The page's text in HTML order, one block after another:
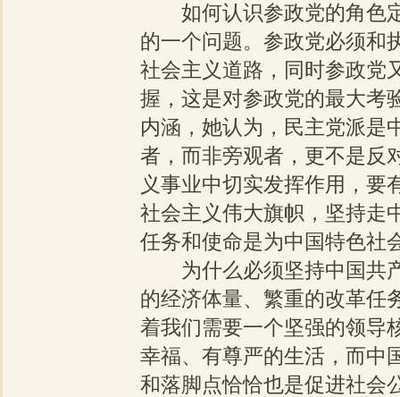
如何认识参政党的角色定
的一个问题。参政党必须和
社会主义道路，同时参政党
握，这是对参政党的最大考
内涵，她认为，民主党派是
者，而非旁观者，更不是反
义事业中切实发挥作用，要
社会主义伟大旗帜，坚持走
任务和使命是为中国特色社
为什么必须坚持中国共产
的经济体量、繁重的改革任
着我们需要一个坚强的领导
幸福、有尊严的生活，而中
和落脚点恰恰也是促进社会